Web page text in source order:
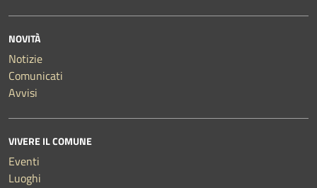
NOVITÀ
Notizie
Comunicati
Avvisi
VIVERE IL COMUNE
Eventi
Luoghi